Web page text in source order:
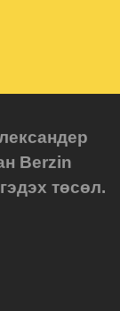
Berzin
төсөл.